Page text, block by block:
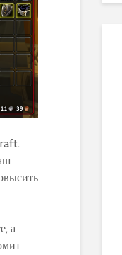
а
Обзор и сравнение
персонажей в WoW
экипировку на 110